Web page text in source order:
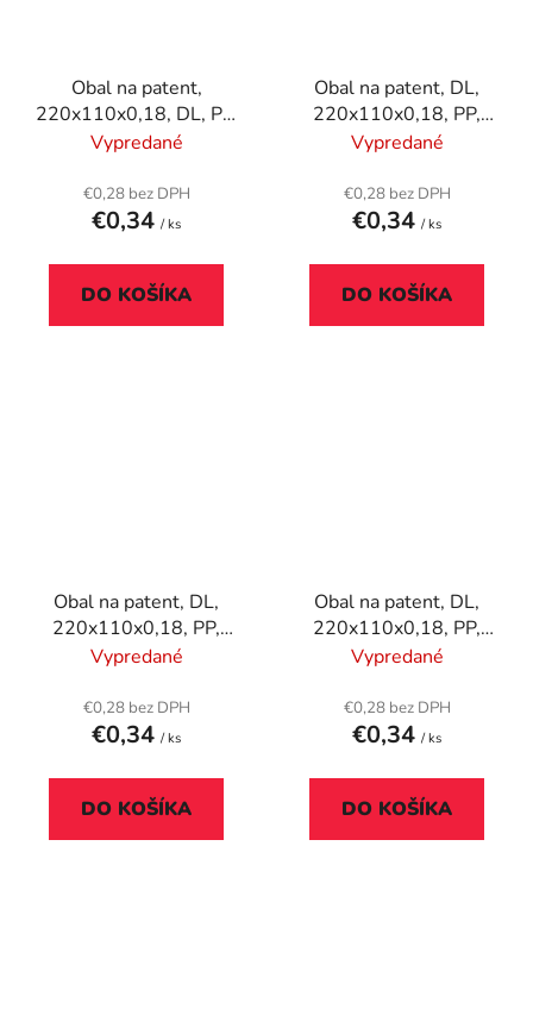
Obal na patent,
220x110x0,18, DL, PP,
DONAU, sivá
Vypredané
€0,28 bez DPH
€0,34 / ks
DO KOŠÍKA
Obal na patent, DL,
220x110x0,18, PP,
DONAU, červená
Vypredané
€0,28 bez DPH
€0,34 / ks
DO KOŠÍKA
Obal na patent, DL,
220x110x0,18, PP,
DONAU, modrá
Vypredané
€0,28 bez DPH
€0,34 / ks
DO KOŠÍKA
Obal na patent, DL,
220x110x0,18, PP,
DONAU, zelená
Vypredané
€0,28 bez DPH
€0,34 / ks
DO KOŠÍKA